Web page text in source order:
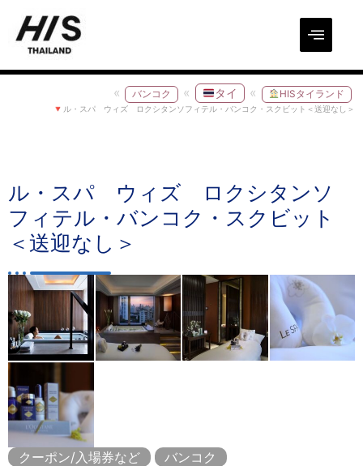
HISタイランド
タイ
バンコク
ル・スパ ウィズ ロクシタンソフィテル・バンコク・スクビット＜送迎なし＞
ル・スパ ウィズ ロクシタンソ
フィテル・バンコク・スクビット
＜送迎なし＞
クーポン/入場券など バンコク